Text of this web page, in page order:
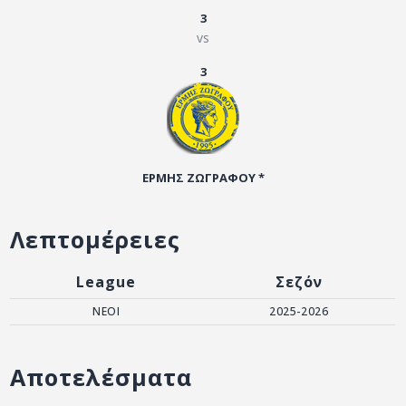
3
vs
3
ΕΡΜΗΣ ΖΩΓΡΑΦΟΥ *
Λεπτομέρειες
League Σεζόν
ΝΕΟΙ 2025-2026
Αποτελέσματα